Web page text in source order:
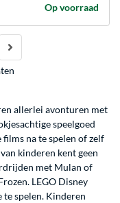
Op voorraad
allerlei avonturen met
speelgoed
na te spelen of zelf
kinderen kent geen
met Mulan of
LEGO Disney
te spelen. Kinderen